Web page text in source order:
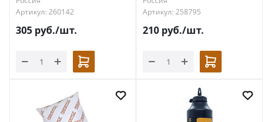
Артикул: 260142
305 руб./шт.
Артикул: 258795
210 руб./шт.